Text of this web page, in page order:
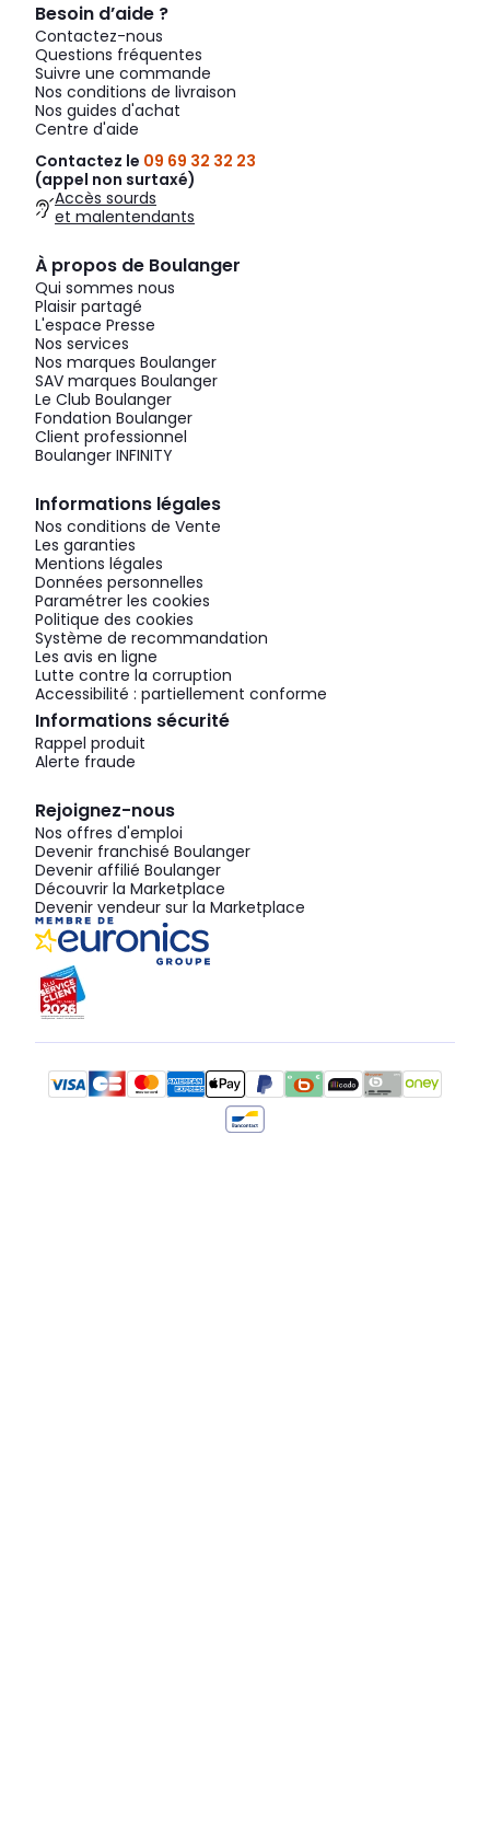
Besoin d’aide ?
Contactez-nous
Questions fréquentes
Suivre une commande
Nos conditions de livraison
Nos guides d'achat
Centre d'aide
Contactez le 09 69 32 32 23
(appel non surtaxé)
Accès sourds
et malentendants
À propos de Boulanger
Qui sommes nous
Plaisir partagé
L'espace Presse
Nos services
Nos marques Boulanger
SAV marques Boulanger
Le Club Boulanger
Fondation Boulanger
Client professionnel
Boulanger INFINITY
Informations légales
Nos conditions de Vente
Les garanties
Mentions légales
Données personnelles
Paramétrer les cookies
Politique des cookies
Système de recommandation
Les avis en ligne
Lutte contre la corruption
Accessibilité : partiellement conforme
Informations sécurité
Rappel produit
Alerte fraude
Rejoignez-nous
Nos offres d'emploi
Devenir franchisé Boulanger
Devenir affilié Boulanger
Découvrir la Marketplace
Devenir vendeur sur la Marketplace